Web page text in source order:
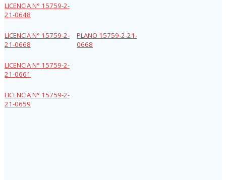
LICENCIA N° 15759-2-
21-0648
LICENCIA N° 15759-2-
21-0668
PLANO 15759-2-21-
0668
LICENCIA N° 15759-2-
21-0661
LICENCIA N° 15759-2-
21-0659